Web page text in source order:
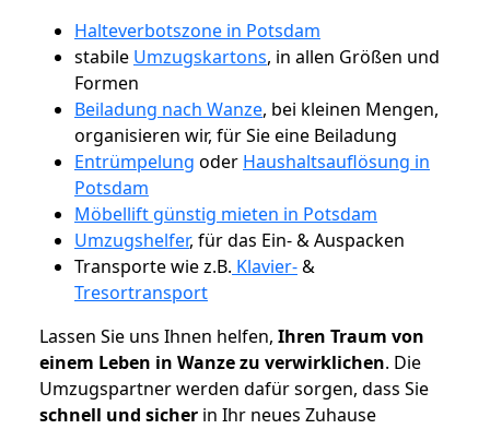
Halteverbotszone in Potsdam
stabile Umzugskartons, in allen Größen und
Formen
Beiladung nach Wanze, bei kleinen Mengen,
organisieren wir, für Sie eine Beiladung
Entrümpelung oder Haushaltsauflösung in
Potsdam
Möbellift günstig mieten in Potsdam
Umzugshelfer, für das Ein- & Auspacken
Transporte wie z.B. Klavier-&
Tresortransport
Lassen Sie uns Ihnen helfen, Ihren Traum von
einem Leben in Wanze zu verwirklichen. Die
Umzugspartner werden dafür sorgen, dass Sie
schnell und sicher in Ihr neues Zuhause